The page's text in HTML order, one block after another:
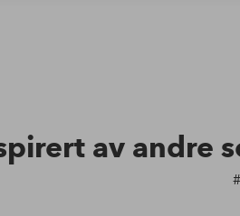
av andre